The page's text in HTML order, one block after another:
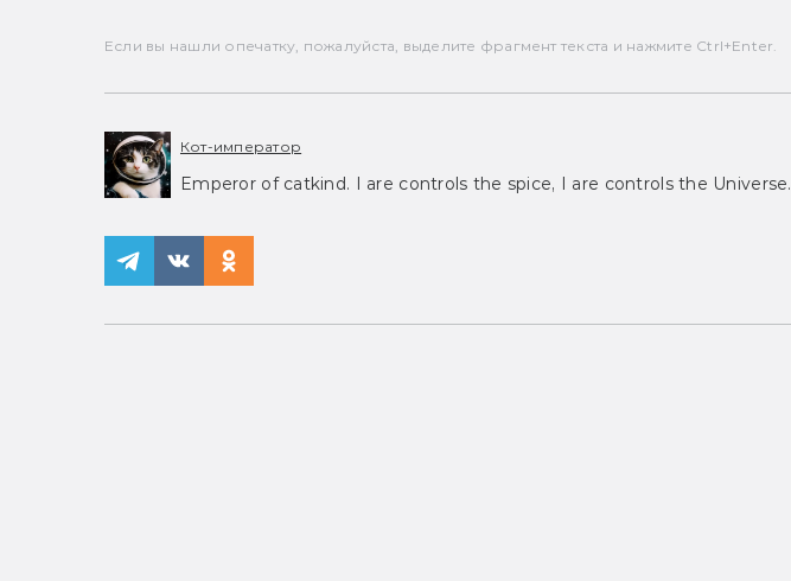
Если вы нашли опечатку, пожалуйста, выделите фрагмент текста и нажмите Ctrl+Enter.
Кот-император
Emperor of catkind. I are controls the spice, I are controls the Universe.